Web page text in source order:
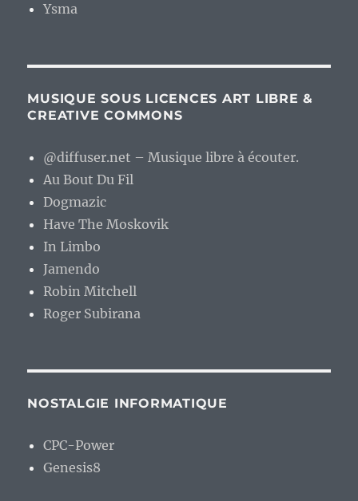
Ysma
MUSIQUE SOUS LICENCES ART LIBRE &
CREATIVE COMMONS
@diffuser.net – Musique libre à écouter.
Au Bout Du Fil
Dogmazic
Have The Moskovik
In Limbo
Jamendo
Robin Mitchell
Roger Subirana
NOSTALGIE INFORMATIQUE
CPC-Power
Genesis8